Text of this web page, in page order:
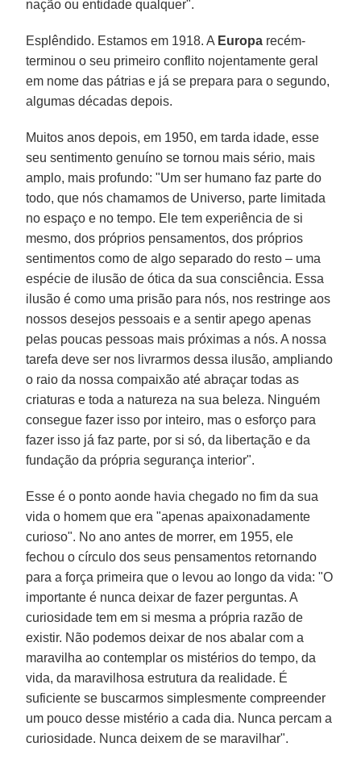
nação ou entidade qualquer".
Esplêndido. Estamos em 1918. A Europa recém-
terminou o seu primeiro conflito nojentamente geral
em nome das pátrias e já se prepara para o segundo,
algumas décadas depois.
Muitos anos depois, em 1950, em tarda idade, esse
seu sentimento genuíno se tornou mais sério, mais
amplo, mais profundo: "Um ser humano faz parte do
todo, que nós chamamos de Universo, parte limitada
no espaço e no tempo. Ele tem experiência de si
mesmo, dos próprios pensamentos, dos próprios
sentimentos como de algo separado do resto – uma
espécie de ilusão de ótica da sua consciência. Essa
ilusão é como uma prisão para nós, nos restringe aos
nossos desejos pessoais e a sentir apego apenas
pelas poucas pessoas mais próximas a nós. A nossa
tarefa deve ser nos livrarmos dessa ilusão, ampliando
o raio da nossa compaixão até abraçar todas as
criaturas e toda a natureza na sua beleza. Ninguém
consegue fazer isso por inteiro, mas o esforço para
fazer isso já faz parte, por si só, da libertação e da
fundação da própria segurança interior".
Esse é o ponto aonde havia chegado no fim da sua
vida o homem que era "apenas apaixonadamente
curioso". No ano antes de morrer, em 1955, ele
fechou o círculo dos seus pensamentos retornando
para a força primeira que o levou ao longo da vida: "O
importante é nunca deixar de fazer perguntas. A
curiosidade tem em si mesma a própria razão de
existir. Não podemos deixar de nos abalar com a
maravilha ao contemplar os mistérios do tempo, da
vida, da maravilhosa estrutura da realidade. É
suficiente se buscarmos simplesmente compreender
um pouco desse mistério a cada dia. Nunca percam a
curiosidade. Nunca deixem de se maravilhar".